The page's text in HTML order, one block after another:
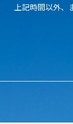
上記時間以外